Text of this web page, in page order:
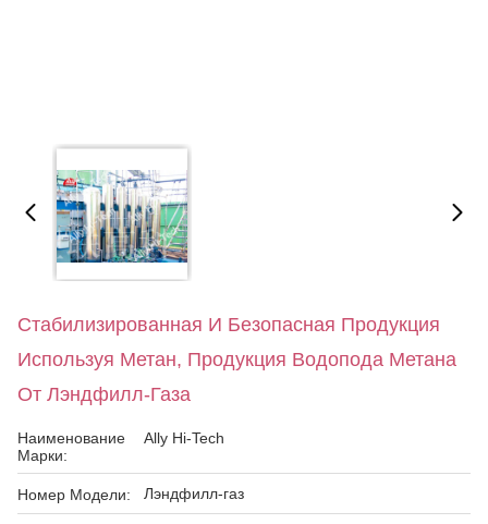
Стабилизированная И Безопасная Продукция
Используя Метан, Продукция Водопода Метана
От Лэндфилл-Газа
Наименование
Марки:
Ally Hi-Tech
Номер Модели: Лэндфилл-газ